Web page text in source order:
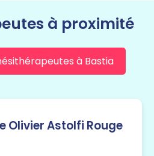
à proximité
à Bastia
Olivier Astolfi Rouge